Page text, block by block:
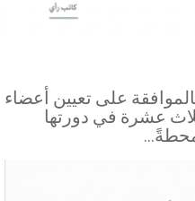
على تعيين أعضاء
عشرة في دورتها
محطةً…